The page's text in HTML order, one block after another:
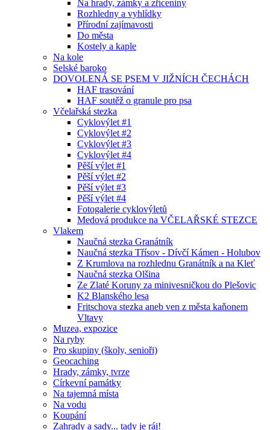
Na hrady, zámky a zříceniny
Rozhledny a vyhlídky
Přírodní zajímavosti
Do města
Kostely a kaple
Na kole
Selské baroko
DOVOLENÁ SE PSEM V JIŽNÍCH ČECHÁCH
HAF trasování
HAF soutěž o granule pro psa
Včelařská stezka
Cyklovýlet #1
Cyklovýlet #2
Cyklovýlet #3
Cyklovýlet #4
Pěší výlet #1
Pěší výlet #2
Pěší výlet #3
Pěší výlet #4
Fotogalerie cyklovýletů
Medová produkce na VČELAŘSKÉ STEZCE
Vlakem
Naučná stezka Granátník
Naučná stezka Třísov - Dívčí Kámen - Holubov
Z Krumlova na rozhlednu Granátník a na Kleť
Naučná stezka Olšina
Ze Zlaté Koruny za minivesničkou do Plešovic
K2 Blanského lesa
Fritschova stezka aneb ven z města kaňonem
Vltavy
Muzea, expozice
Na ryby
Pro skupiny (školy, senioři)
Geocaching
Hrady, zámky, tvrze
Církevní památky
Na tajemná místa
Na vodu
Koupání
Zahrady a sady... tady je ráj!